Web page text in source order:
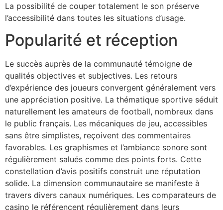
La possibilité de couper totalement le son préserve
l’accessibilité dans toutes les situations d’usage.
Popularité et réception
Le succès auprès de la communauté témoigne de
qualités objectives et subjectives. Les retours
d’expérience des joueurs convergent généralement vers
une appréciation positive. La thématique sportive séduit
naturellement les amateurs de football, nombreux dans
le public français. Les mécaniques de jeu, accessibles
sans être simplistes, reçoivent des commentaires
favorables. Les graphismes et l’ambiance sonore sont
régulièrement salués comme des points forts. Cette
constellation d’avis positifs construit une réputation
solide. La dimension communautaire se manifeste à
travers divers canaux numériques. Les comparateurs de
casino le référencent régulièrement dans leurs